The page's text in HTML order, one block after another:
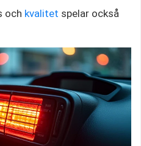
och kvalitet spelar också